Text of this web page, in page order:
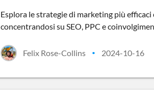
Esplora le strategie di marketing più
concentrandosi su SEO, PPC e
Felix Rose-Collins • 2024-10-16